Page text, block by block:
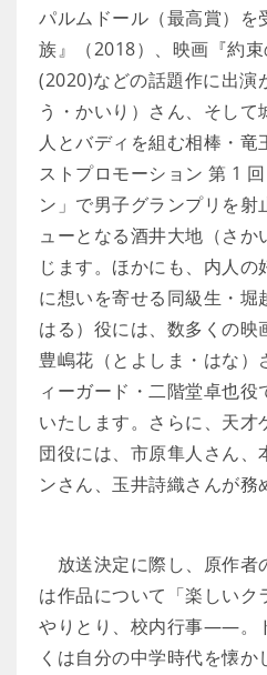
パルムドール（最高賞）を
族』（2018）、映画『約束
(2020)などの話題作に出演
う・かいり）さん、そし
人とバディを組む相棒・
ストプロモーション 第 1
ン」で男子グランプリを
ューとなる酒井大地（さ
じます。ほかにも、内人
に想いを寄せる同級生・堀
はる）役には、数多くの映
豊嶋花（とよしま・はな）
ィーガード・二階堂卓也
いたします。さらに、天才
団役には、市原隼人さん、
ンさん、玉井詩織さんが務
放送決定に際し、原作者
は作品について「楽しいク
やりとり、校内行事――。
くは自分の中学時代を懐か